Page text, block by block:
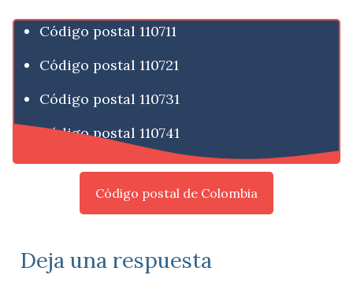
Código postal 110711
Código postal 110721
Código postal 110731
Código postal 110741
Código postal de Colombia
Deja una respuesta